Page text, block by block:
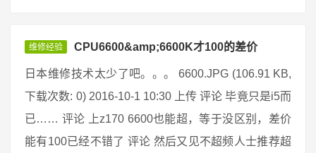
维修经验 CPU6600&amp;6600K才100的差价
日本维修技术太少了吧。。。 6600.JPG (106.91 KB,
下载次数: 0) 2016-10-1 10:30 上传 评论 毕竟只是i5而
已…… 评论 上z170 6600也能超，等于没区别，差价
能有100已经不错了 评论 然后又见不超频人士推荐超